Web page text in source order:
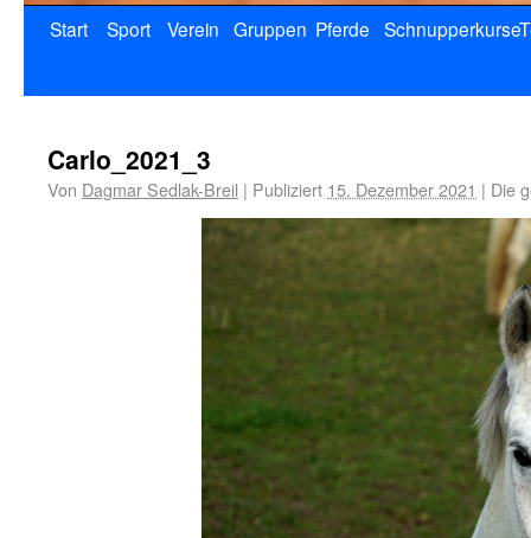
Start Sport Verein Gruppen Pferde Schnupperkurse
Carlo_2021_3
Von Dagmar Sedlak-Breil | Publiziert 15. Dezember 2021 | Die